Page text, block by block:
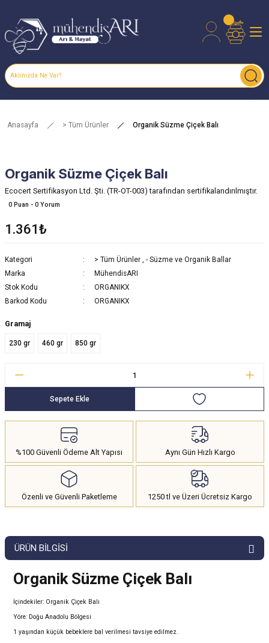
Anasayfa > Tüm Ürünler Organik Süzme Çiçek Balı
Organik Süzme Çiçek Balı
Ecocert Sertifikasyon Ltd. Şti. (TR-OT-003) tarafından sertifikalandırılmıştır.
0 Puan - 0 Yorum
1.361₺
Kategori > Tüm Ürünler , - Süzme ve Organik Ballar
Marka
MühendisARI
Stok Kodu
ORGANIKX
Barkod Kodu
ORGANIKX
Gramaj
230 gr 460 gr 850 gr
Sepete Ekle
%100 Güvenli Ödeme Alt Yapısı Aynı Gün Hızlı Kargo
Özenli ve Güvenli Paketleme 1250 tl ve Üzeri Ücretsiz Kargo
ÜRÜN BILGISI
Organik Süzme Çiçek Balı
İçindekiler: Organik Çiçek Balı
Yöre: Doğu Anadolu Bölgesi
1 yaşından küçük bebeklere bal verilmesi tavsiye edilmez.